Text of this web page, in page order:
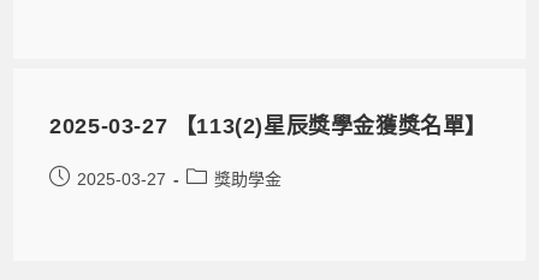
2025-03-27 【113(2)星辰獎學金獲獎名單】
2025-03-27 獎助學金